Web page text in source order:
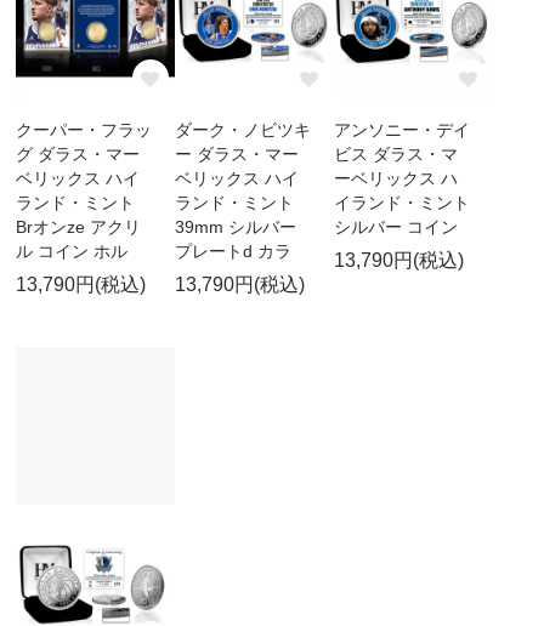
クーパー・フラッ
グ ダラス・マー
ベリックス ハイ
ランド・ミント
Brオンze アクリ
ル コイン ホル
13,790円(税込)
ダーク・ノビツキ
ー ダラス・マー
ベリックス ハイ
ランド・ミント
39mm シルバー
プレートd カラ
13,790円(税込)
アンソニー・デイ
ビス ダラス・マ
ーベリックス ハ
イランド・ミント
シルバー コイン
13,790円(税込)